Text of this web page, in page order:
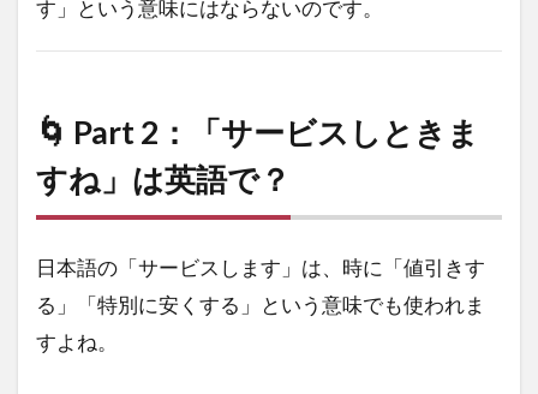
す」という意味にはならないのです。
🌀 Part 2：「サービスしときま
すね」は英語で？
日本語の「サービスします」は、時に「値引きす
る」「特別に安くする」という意味でも使われま
すよね。